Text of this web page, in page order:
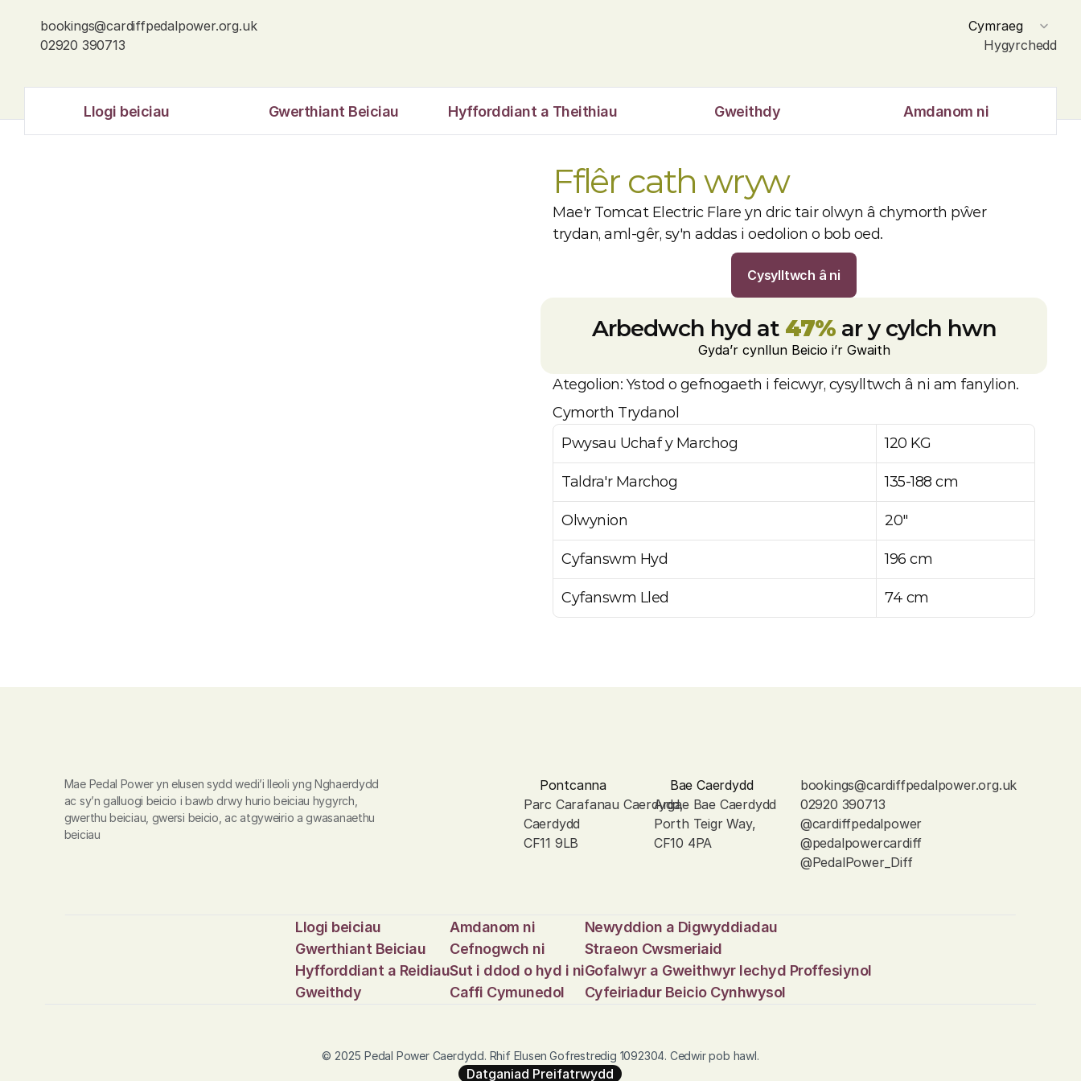
bookings@cardiffpedalpower.org.uk
02920 390713
Select Language
Cymraeg
Hygyrchedd
Llogi beiciau Gwerthiant Beiciau Hyfforddiant a Theithiau Gweithdy Amdanom ni
Fflêr cath wryw
Mae'r Tomcat Electric Flare yn dric tair olwyn â chymorth pŵer
trydan, aml-gêr, sy'n addas i oedolion o bob oed.
Cysylltwch â ni
Arbedwch hyd at 47% ar y cylch hwn
Gyda’r cynllun Beicio i’r Gwaith
Ategolion: Ystod o gefnogaeth i feicwyr, cysylltwch â ni am fanylion.
Cymorth Trydanol
Pwysau Uchaf y Marchog
120 KG
Taldra'r Marchog 135-188 cm
Olwynion 20"
Cyfanswm Hyd 196 cm
Cyfanswm Lled 74 cm
Mae Pedal Power yn elusen sydd wedi’i lleoli yng Nghaerdydd
ac sy’n galluogi beicio i bawb drwy hurio beiciau hygyrch,
gwerthu beiciau, gwersi beicio, ac atgyweirio a gwasanaethu
beiciau
Pontcanna
Parc Carafanau Caerdydd,
Caerdydd
CF11 9LB
Bae Caerdydd
Argae Bae Caerdydd
Porth Teigr Way,
CF10 4PA
bookings@cardiffpedalpower.org.uk
02920 390713
@cardiffpedalpower
@pedalpowercardiff
@PedalPower_Diff
Llogi beiciau
Gwerthiant Beiciau
Hyfforddiant a Reidiau
Gweithdy
Amdanom ni
Cefnogwch ni
Sut i ddod o hyd i ni
Caffi Cymunedol
Newyddion a Digwyddiadau
Straeon Cwsmeriaid
Gofalwyr a Gweithwyr Iechyd Proffesiynol
Cyfeiriadur Beicio Cynhwysol
© 2025 Pedal Power Caerdydd. Rhif Elusen Gofrestredig 1092304. Cedwir pob hawl.
Datganiad Preifatrwydd